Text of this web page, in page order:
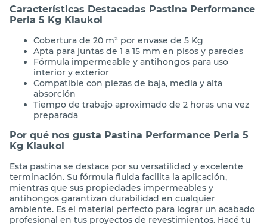
Descripción
Pastina Performance Perla 5 Kg
Klaukol
La Pastina Performance de Klaukol es el material ideal
para el tomado de juntas en todo tipo de revestimientos.
Con su fórmula especial, vas a lograr terminaciones
perfectas en juntas desde 1 hasta 15 mm, tanto en
Características Destacadas Pastina Performance
Cobertura de 20 m² por envase de 5 Kg
Apta para juntas de 1 a 15 mm en pisos y paredes
Fórmula impermeable y antihongos para uso
interior y exterior